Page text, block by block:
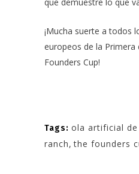
que demuestre lo que
¡Mucha suerte a todos
europeos de la Primera
Founders Cup!
Tags: ola artificial
ranch,the founders